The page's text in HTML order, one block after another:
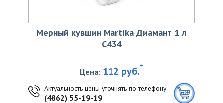
Мерный кувшин Martika Диамант 1 л
С434
Цена: 112 руб.*
Актуальность цены уточнять по телефону
(4862) 55-19-19